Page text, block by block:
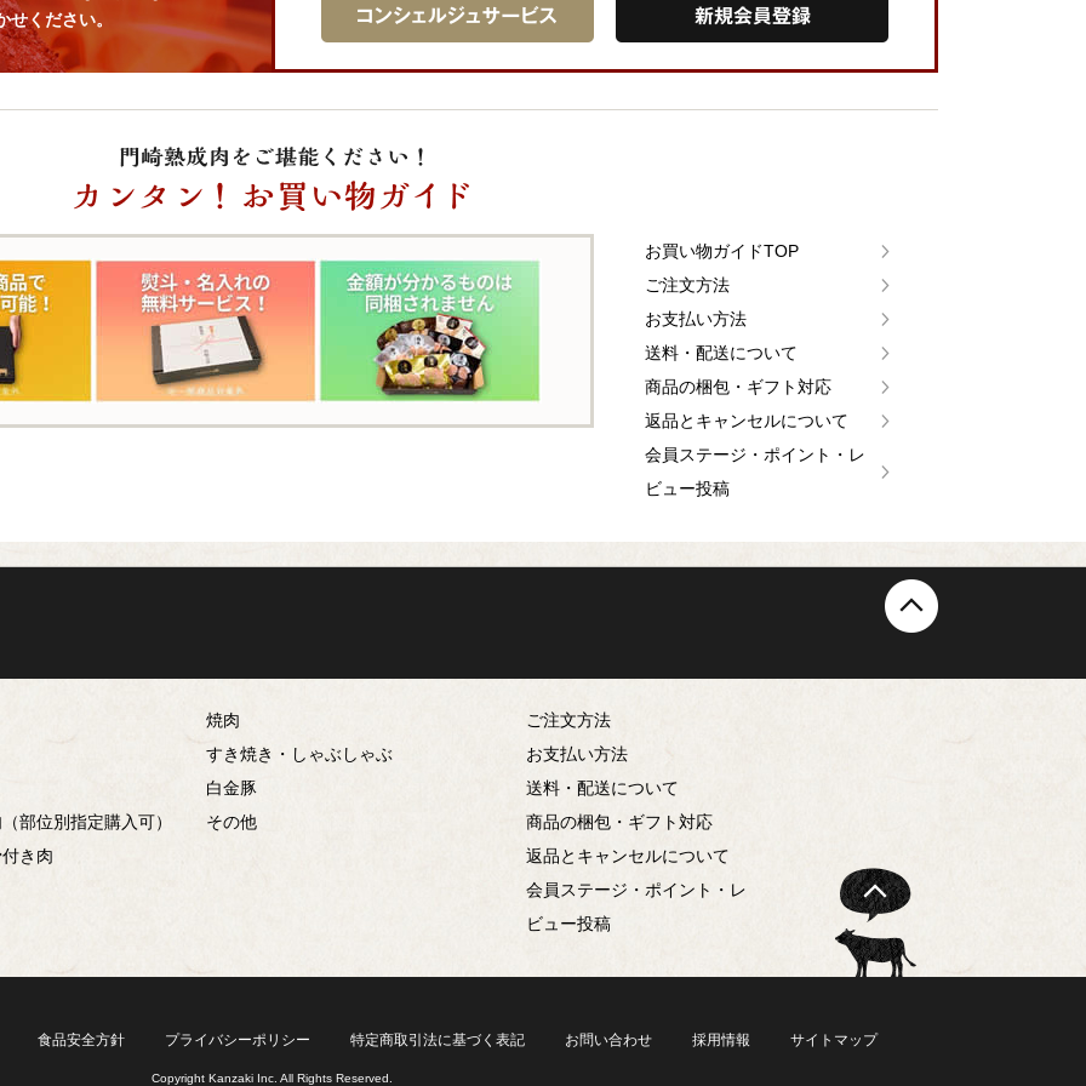
ください。
お買い物ガイドTOP
ご注文方法
お支払い方法
送料・配送について
商品の梱包・ギフト対応
返品とキャンセルについて
会員ステージ・ポイント・レ
ビュー投稿
部位別指定購入可）
き肉
焼肉
すき焼き・しゃぶしゃぶ
白金豚
その他
ご注文方法
お支払い方法
送料・配送について
商品の梱包・ギフト対応
返品とキャンセルについて
会員ステージ・ポイント・レ
ビュー投稿
食品安全方針 プライバシーポリシー 特定商取引法に基づく表記 お問い合わせ 採用情報 サイトマップ
Copyright Kanzaki Inc. All Rights Reserved.